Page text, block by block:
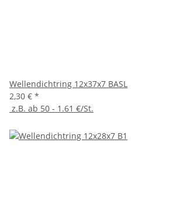
Wellendichtring 12x37x7 BASL
2,30 € *
z.B. ab 50 - 1.61 €/St.